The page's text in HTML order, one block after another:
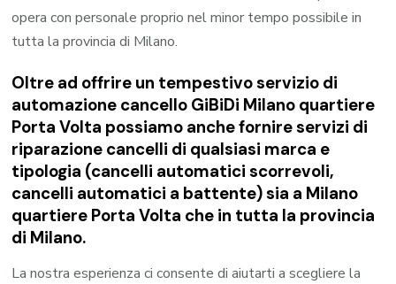
opera con personale proprio nel minor tempo possibile in
tutta la provincia di Milano.
Oltre ad offrire un tempestivo servizio di
automazione cancello GiBiDi Milano quartiere
Porta Volta possiamo anche fornire servizi di
riparazione cancelli di qualsiasi marca e
tipologia (cancelli automatici scorrevoli,
cancelli automatici a battente) sia a Milano
quartiere Porta Volta che in tutta la provincia
di Milano.
La nostra esperienza ci consente di aiutarti a scegliere la